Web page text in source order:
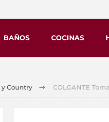
BAÑOS COCINAS
Country COLGANTE